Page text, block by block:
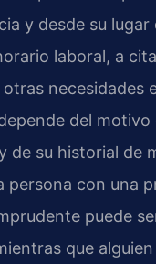
y desde su lugar
laboral, a
necesidades
del motivo
de su historial de
persona con una
puede
que